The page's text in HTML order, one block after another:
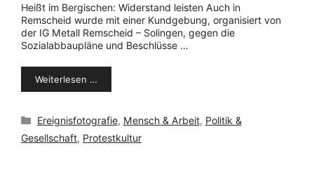
Heißt im Bergischen: Widerstand leisten Auch in
Remscheid wurde mit einer Kundgebung, organisiert von
der IG Metall Remscheid – Solingen, gegen die
Sozialabbaupläne und Beschlüsse …
Weiterlesen …
Kategorien
Ereignisfotografie, Mensch & Arbeit, Politik &
Gesellschaft, Protestkultur